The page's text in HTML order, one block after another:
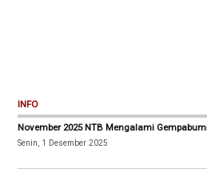
INFO
November 2025 NTB Mengalami
Senin, 1 Desember 2025